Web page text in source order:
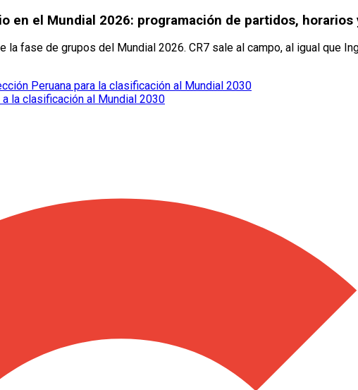
en el Mundial 2026: programación de partidos, horarios
la fase de grupos del Mundial 2026. CR7 sale al campo, al igual que
Peruana para la clasificación al Mundial 2030
la clasificación al Mundial 2030